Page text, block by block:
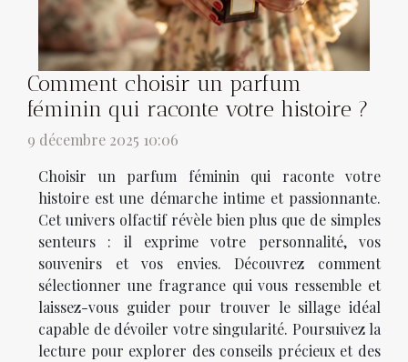
Comment choisir un parfum
féminin qui raconte votre histoire ?
9 décembre 2025 10:06
Choisir un parfum féminin qui raconte votre
histoire est une démarche intime et passionnante.
Cet univers olfactif révèle bien plus que de simples
senteurs : il exprime votre personnalité, vos
souvenirs et vos envies. Découvrez comment
sélectionner une fragrance qui vous ressemble et
laissez-vous guider pour trouver le sillage idéal
capable de dévoiler votre singularité. Poursuivez la
lecture pour explorer des conseils précieux et des